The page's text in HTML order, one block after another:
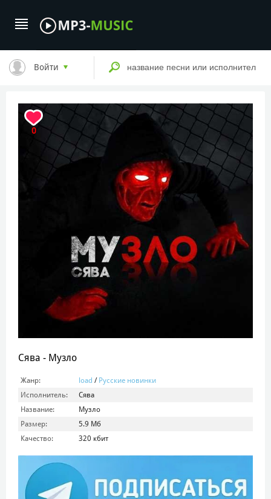
Войти
0
Сява - Музло
Жанр: load / Русские новинки
Исполнитель:
Сява
Название:
Музло
Размер:
5.9 Mб
Качество:
320 кбит